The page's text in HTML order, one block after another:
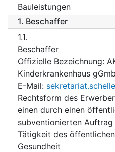
Bauleistungen
1. Beschaffer
1.1.
Beschaffer
Offizielle Bezeichnung:
Kinderkrankenhaus
E-Mail:
Rechtsform des
einen durch einen
subventionierten
Tätigkeit des
Gesundheit